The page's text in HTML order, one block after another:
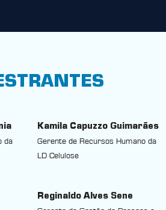
da
Kamila Capuzzo Guimarães
Gerente de Recursos Humano da
LD Celulose
Reginaldo Alves Sene